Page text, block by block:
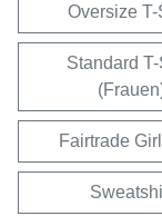
Oversize T-
Standard
Fairtrade